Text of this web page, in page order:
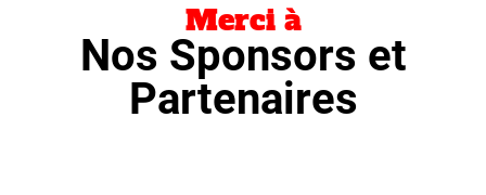
Merci à
Nos Sponsors et
Partenaires